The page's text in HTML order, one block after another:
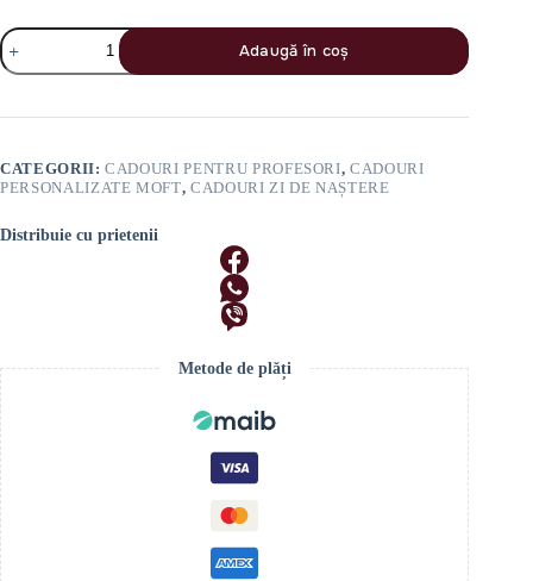
Cantitate
Cadou
din
#4
Adaugă în coș
CATEGORII:CADOURI PENTRU PROFESORI,CADOURI
PERSONALIZATE MOFT,CADOURI ZI DE NAȘTERE
Distribuie cu prietenii
Metode de plăți